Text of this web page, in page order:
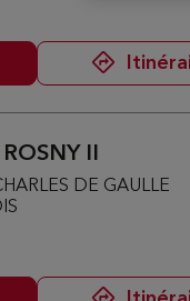
II
DE GAULLE